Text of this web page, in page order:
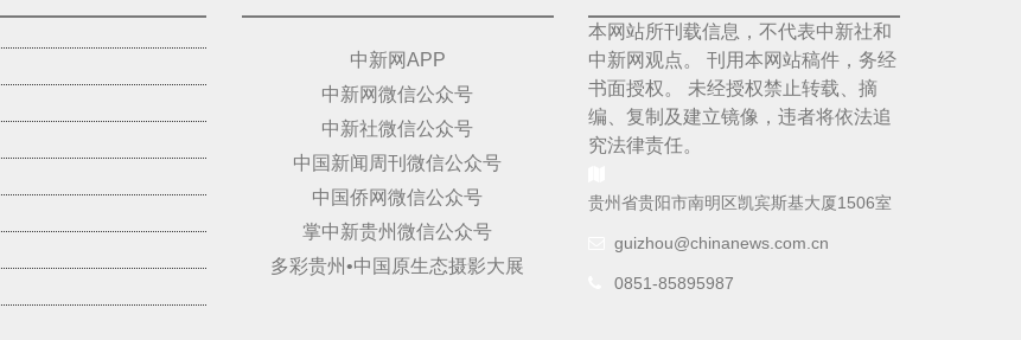
中新网APP
中新网微信公众号
中新社微信公众号
中国新闻周刊微信公众号
中国侨网微信公众号
掌中新贵州微信公众号
多彩贵州•中国原生态摄影大展
本网站所刊载信息，不代表中新社和
中新网观点。 刊用本网站稿件，务经
书面授权。 未经授权禁止转载、摘
编、复制及建立镜像，违者将依法追
究法律责任。
贵州省贵阳市南明区凯宾斯基大厦1506室
guizhou@chinanews.com.cn
0851-85895987